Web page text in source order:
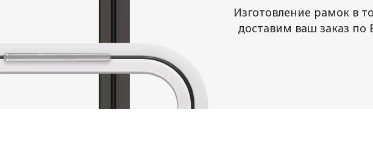
Изготовление рамок в
доставим ваш заказ